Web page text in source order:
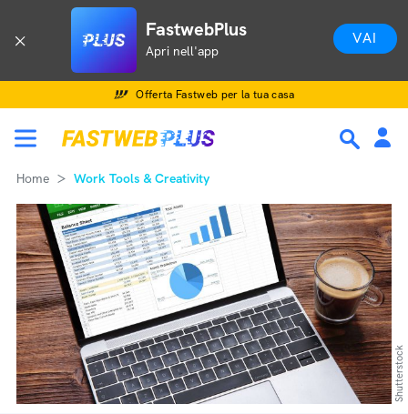
FastwebPlus
Apri nell'app
VAI
Offerta Fastweb per la tua casa
Home Work Tools & Creativity
Shutterstock